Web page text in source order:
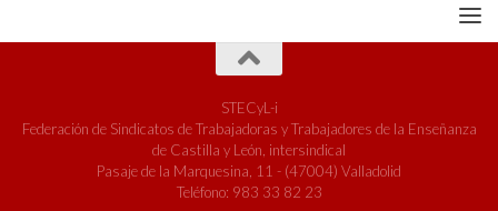
STECyL-i
Federación de Sindicatos de Trabajadoras y Trabajadores de la Enseñanza
de Castilla y León, intersindical
Pasaje de la Marquesina, 11 - (47004) Valladolid
Teléfono: 983 33 82 23